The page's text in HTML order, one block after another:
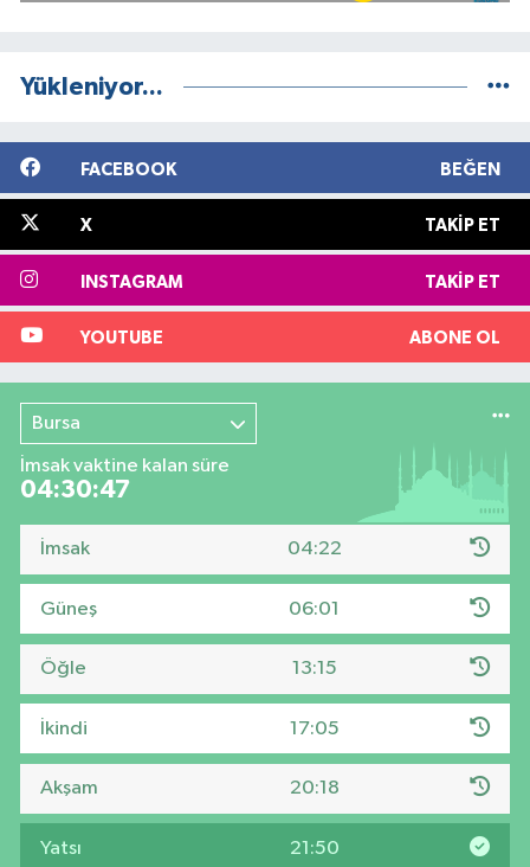
Yükleniyor...
FACEBOOK BEĞEN
X TAKIP ET
INSTAGRAM TAKIP ET
YOUTUBE ABONE OL
Bursa
İmsak vaktine kalan süre
04:30:46
İmsak 04:22
Güneş 06:01
Öğle 13:15
İkindi 17:05
Akşam 20:18
Yatsı 21:50